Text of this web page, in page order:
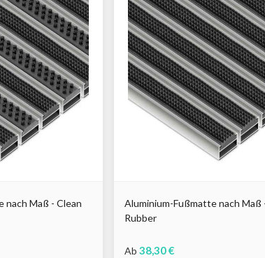
nach Maß - Clean
Aluminium-Fußmatte nach Maß
Rubber
Ab 38,30 €